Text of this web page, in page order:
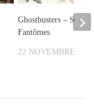
Ghostbusters – SOS
Fantômes
22 NOVEMBRE 2023